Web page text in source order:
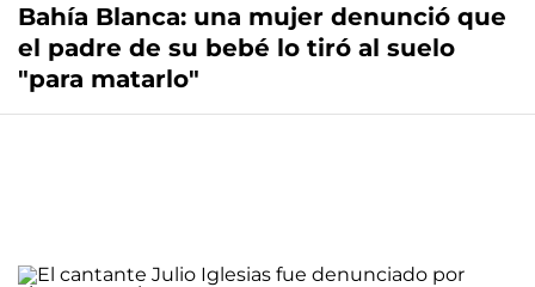
Bahía Blanca: una mujer denunció que
el padre de su bebé lo tiró al suelo
"para matarlo"